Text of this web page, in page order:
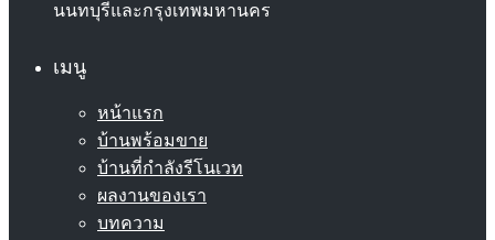
นนทบุรีและกรุงเทพมหานคร
เมนู
หน้าแรก
บ้านพร้อมขาย
บ้านที่กำลังรีโนเวท
ผลงานของเรา
บทความ